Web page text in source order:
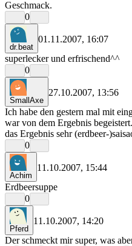
Geschmack.
0
dr.beat
01.11.2007, 16:07
superlecker und erfrischend^^
0
SmallAxe
27.10.2007, 13:56
Ich habe den gestern mal mit
war von dem Ergebnis
das Ergebnis sehr (erdbeer-
0
Achim
11.10.2007, 15:44
Erdbeersuppe
0
Pferd
11.10.2007, 14:20
Der schmeckt mir super, was